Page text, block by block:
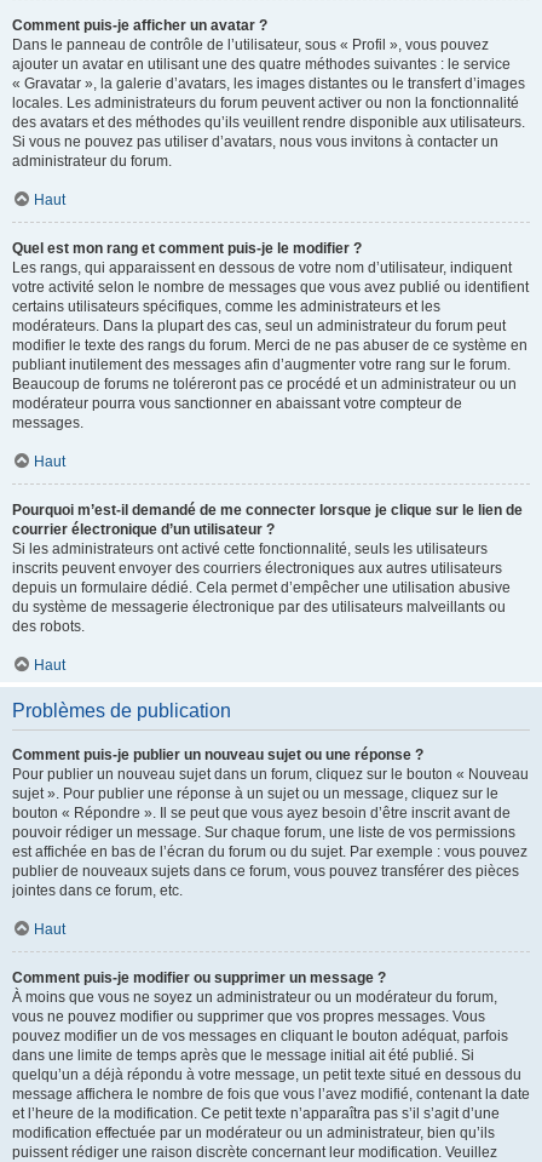
Comment puis-je afficher un avatar ?
Dans le panneau de contrôle de l’utilisateur, sous « Profil », vous pouvez
ajouter un avatar en utilisant une des quatre méthodes suivantes : le service
« Gravatar », la galerie d’avatars, les images distantes ou le transfert d’images
locales. Les administrateurs du forum peuvent activer ou non la fonctionnalité
des avatars et des méthodes qu’ils veuillent rendre disponible aux utilisateurs.
Si vous ne pouvez pas utiliser d’avatars, nous vous invitons à contacter un
administrateur du forum.
Haut
Quel est mon rang et comment puis-je le modifier ?
Les rangs, qui apparaissent en dessous de votre nom d’utilisateur, indiquent
votre activité selon le nombre de messages que vous avez publié ou identifient
certains utilisateurs spécifiques, comme les administrateurs et les
modérateurs. Dans la plupart des cas, seul un administrateur du forum peut
modifier le texte des rangs du forum. Merci de ne pas abuser de ce système en
publiant inutilement des messages afin d’augmenter votre rang sur le forum.
Beaucoup de forums ne toléreront pas ce procédé et un administrateur ou un
modérateur pourra vous sanctionner en abaissant votre compteur de
messages.
Haut
Pourquoi m’est-il demandé de me connecter lorsque je clique sur le lien de
courrier électronique d’un utilisateur ?
Si les administrateurs ont activé cette fonctionnalité, seuls les utilisateurs
inscrits peuvent envoyer des courriers électroniques aux autres utilisateurs
depuis un formulaire dédié. Cela permet d’empêcher une utilisation abusive
du système de messagerie électronique par des utilisateurs malveillants ou
des robots.
Haut
Problèmes de publication
Comment puis-je publier un nouveau sujet ou une réponse ?
Pour publier un nouveau sujet dans un forum, cliquez sur le bouton « Nouveau
sujet ». Pour publier une réponse à un sujet ou un message, cliquez sur le
bouton « Répondre ». Il se peut que vous ayez besoin d’être inscrit avant de
pouvoir rédiger un message. Sur chaque forum, une liste de vos permissions
est affichée en bas de l’écran du forum ou du sujet. Par exemple : vous pouvez
publier de nouveaux sujets dans ce forum, vous pouvez transférer des pièces
jointes dans ce forum, etc.
Haut
Comment puis-je modifier ou supprimer un message ?
À moins que vous ne soyez un administrateur ou un modérateur du forum,
vous ne pouvez modifier ou supprimer que vos propres messages. Vous
pouvez modifier un de vos messages en cliquant le bouton adéquat, parfois
dans une limite de temps après que le message initial ait été publié. Si
quelqu’un a déjà répondu à votre message, un petit texte situé en dessous du
message affichera le nombre de fois que vous l’avez modifié, contenant la date
et l’heure de la modification. Ce petit texte n’apparaîtra pas s’il s’agit d’une
modification effectuée par un modérateur ou un administrateur, bien qu’ils
puissent rédiger une raison discrète concernant leur modification. Veuillez